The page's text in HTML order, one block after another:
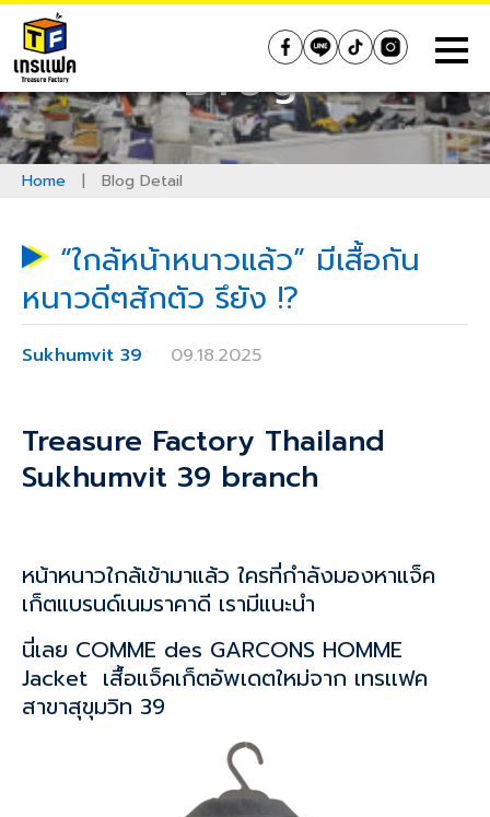
Skip
content
Treasure Factory (Thailand)
Blog
Home | Blog Detail
“ใกล้หน้าหนาวแล้ว” มีเสื้อกัน
หนาวดีๆสักตัว รึยัง !?
Sukhumvit 39 09.18.2025
Treasure Factory Thailand
Sukhumvit 39 branch
หน้าหนาวใกล้เข้ามาแล้ว ใครที่กำลังมองหาแจ็ค
เก็ตแบรนด์เนมราคาดี เรามีแนะนำ
นี่เลย COMME des GARCONS HOMME
Jacket เสื้อแจ็คเก็ตอัพเดตใหม่จาก เทรเเฟค
สาขาสุขุมวิท 39